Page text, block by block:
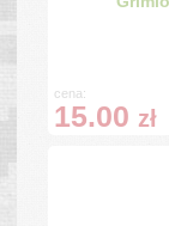
cena:
15.00 zł